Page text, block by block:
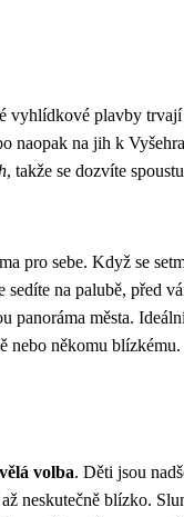
vyhlídkové plavby
naopak na jih k
, takže se dozvíte
pro sebe. Když se
sedíte na palubě, před
panoráma města.
nebo někomu blízkému.
volba. Děti jsou
neskutečně blízko.